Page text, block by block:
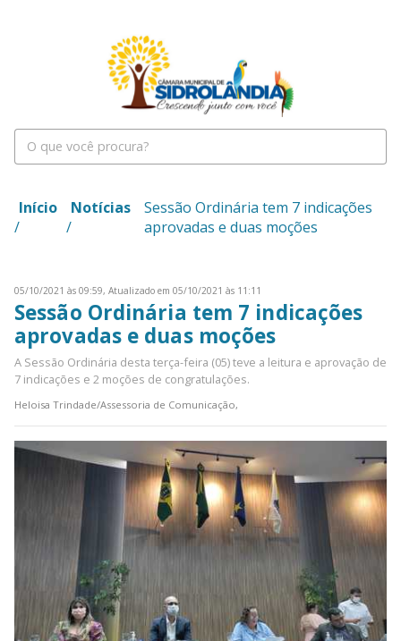
Início
/
Notícias
/
Sessão Ordinária tem 7 indicações
aprovadas e duas moções
05/10/2021 às 09:59, Atualizado em 05/10/2021 às 11:11
Sessão Ordinária tem 7 indicações
aprovadas e duas moções
A Sessão Ordinária desta terça-feira (05) teve a leitura e aprovação de
7 indicações e 2 moções de congratulações.
Heloisa Trindade/Assessoria de Comunicação,